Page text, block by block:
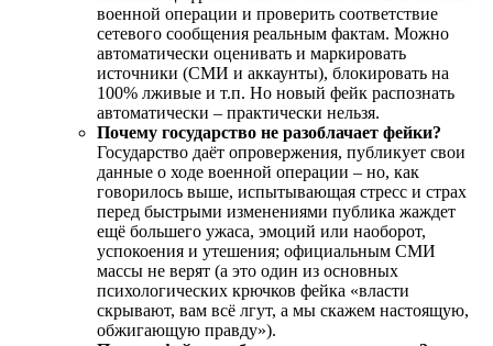
военной операции и проверить соответствие
сетевого сообщения реальным фактам. Можно
автоматически оценивать и маркировать
источники (СМИ и аккаунты), блокировать на
100% лживые и т.п. Но новый фейк распознать
автоматически – практически нельзя.
Почему государство не разоблачает фейки?
Государство даёт опровержения, публикует свои
данные о ходе военной операции – но, как
говорилось выше, испытывающая стресс и страх
перед быстрыми изменениями публика жаждет
ещё большего ужаса, эмоций или наоборот,
успокоения и утешения; официальным СМИ
массы не верят (а это один из основных
психологических крючков фейка «власти
скрывают, вам всё лгут, а мы скажем настоящую,
обжигающую правду»).